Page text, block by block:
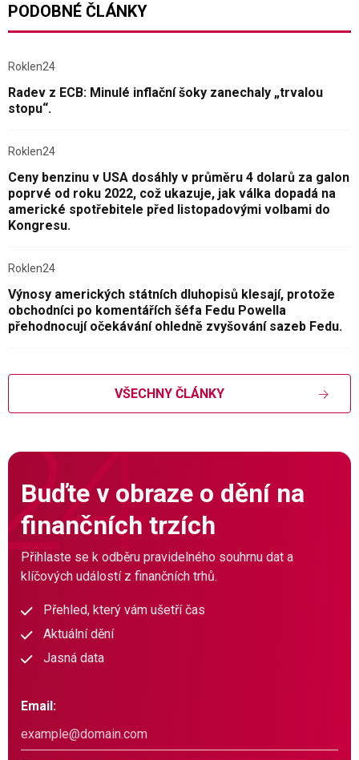
PODOBNÉ ČLÁNKY
Roklen24
Radev z ECB: Minulé inflační šoky zanechaly „trvalou
stopu“.
Roklen24
Ceny benzinu v USA dosáhly v průměru 4 dolarů za galon
poprvé od roku 2022, což ukazuje, jak válka dopadá na
americké spotřebitele před listopadovými volbami do
Kongresu.
Roklen24
Výnosy amerických státních dluhopisů klesají, protože
obchodníci po komentářích šéfa Fedu Powella
přehodnocují očekávání ohledně zvyšování sazeb Fedu.
VŠECHNY ČLÁNKY
Buďte v obraze o dění na
finančních trzích
Přihlaste se k odběru pravidelného souhrnu dat a
klíčových událostí z finančních trhů.
Přehled, který vám ušetří čas
Aktuální dění
Jasná data
Email: